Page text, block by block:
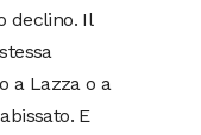
declino. Il
a Lazza o a
E